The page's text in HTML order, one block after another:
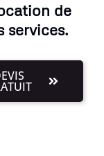
de
services.